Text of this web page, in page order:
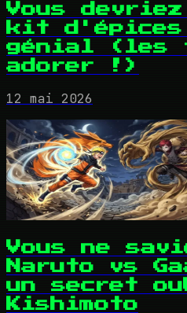
Vous
kit d'épices
génial (les
adorer !)
12 mai 2026
Vous ne
Naruto vs
un secret
Kishimoto